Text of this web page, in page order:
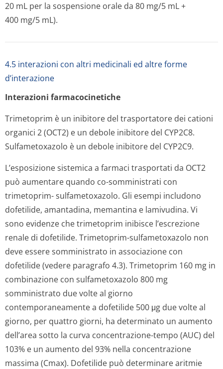
20 mL per la sospensione orale da 80 mg/5 mL +
400 mg/5 mL).
4.5 interazioni con altri medicinali ed altre forme
d’interazione
Interazioni farmacocinetiche
Trimetoprim è un inibitore del trasportatore dei cationi
organici 2 (OCT2) e un debole inibitore del CYP2C8.
Sulfametoxazolo è un debole inibitore del CYP2C9.
L’esposizione sistemica a farmaci trasportati da OCT2
può aumentare quando co-somministrati con
trimetoprim- sulfametoxazolo. Gli esempi includono
dofetilide, amantadina, memantina e lamivudina. Vi
sono evidenze che trimetoprim inibisce l’escrezione
renale di dofetilide. Trimetoprim-sulfametoxazolo non
deve essere somministrato in associazione con
dofetilide (vedere paragrafo 4.3). Trimetoprim 160 mg in
combinazione con sulfametoxazolo 800 mg
somministrato due volte al giorno
contemporaneamente a dofetilide 500 μg due volte al
giorno, per quattro giorni, ha determinato un aumento
dell’area sotto la curva concentrazione-tempo (AUC) del
103% e un aumento del 93% nella concentrazione
massima (Cmax). Dofetilide può determinare aritmie